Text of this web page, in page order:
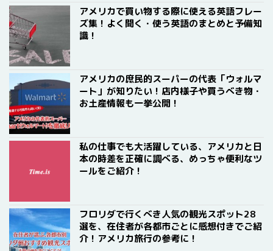
アメリカで買い物する際に使える英語フレー
ズ集！よく聞く・使う英語のまとめと予備知
識！
アメリカの庶民的スーパーの代表「ウォルマ
ート」が知りたい！店内様子や買うべき物・
お土産情報も一挙公開！
私の仕事でも大活躍している、アメリカと日
本の時差を正確に調べる、めっちゃ便利なツ
ールをご紹介！
フロリダで行くべき人気の観光スポット28
選を、在住者が各都市ごとに感想付きでご紹
介！アメリカ旅行の参考に！